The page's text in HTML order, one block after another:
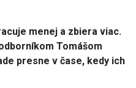
menej a zbiera viac.
Tomášom
presne v čase, kedy ich